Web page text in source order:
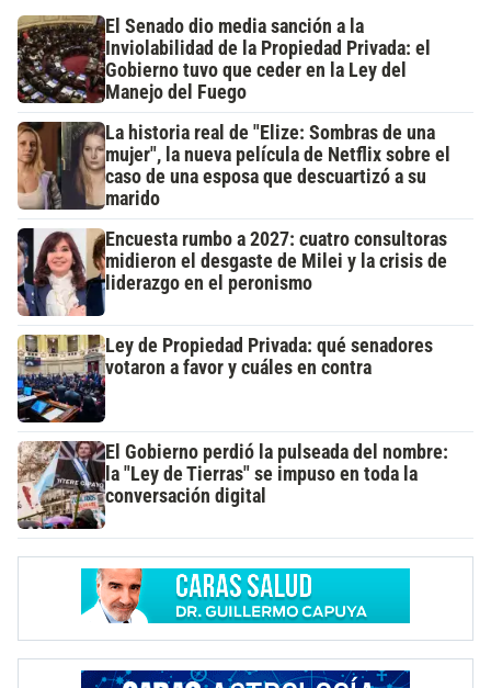
El Senado dio media sanción a la
Inviolabilidad de la Propiedad Privada: el
Gobierno tuvo que ceder en la Ley del
Manejo del Fuego
La historia real de "Elize: Sombras de una
mujer", la nueva película de Netflix sobre el
caso de una esposa que descuartizó a su
marido
Encuesta rumbo a 2027: cuatro consultoras
midieron el desgaste de Milei y la crisis de
liderazgo en el peronismo
Ley de Propiedad Privada: qué senadores
votaron a favor y cuáles en contra
El Gobierno perdió la pulseada del nombre:
la "Ley de Tierras" se impuso en toda la
conversación digital